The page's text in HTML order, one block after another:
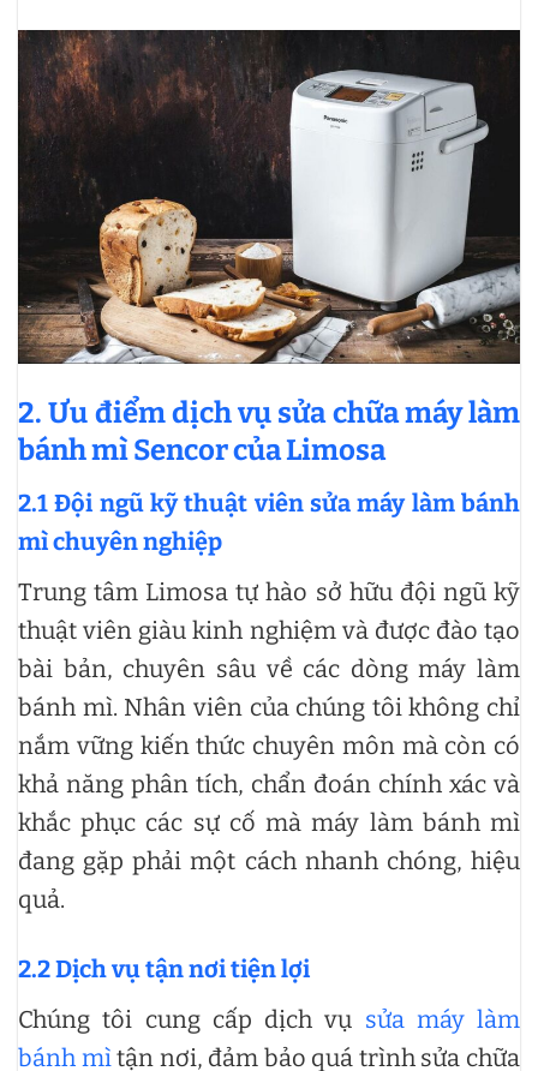
2. Ưu điểm dịch vụ sửa chữa máy làm
bánh mì Sencor của Limosa
2.1 Đội ngũ kỹ thuật viên sửa máy làm bánh
mì chuyên nghiệp
Trung tâm Limosa tự hào sở hữu đội ngũ kỹ
thuật viên giàu kinh nghiệm và được đào tạo
bài bản, chuyên sâu về các dòng máy làm
bánh mì. Nhân viên của chúng tôi không chỉ
nắm vững kiến thức chuyên môn mà còn có
khả năng phân tích, chẩn đoán chính xác và
khắc phục các sự cố mà máy làm bánh mì
đang gặp phải một cách nhanh chóng, hiệu
quả.
2.2 Dịch vụ tận nơi tiện lợi
Chúng tôi cung cấp dịch vụ sửa máy làm
bánh mìtận nơi, đảm bảo quá trình sửa chữa